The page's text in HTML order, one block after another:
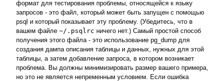
формат для тестирования проблемы, относящейся к языку
запросов - это файл, который может быть запущен с помощью
psql и который показывает эту проблему. (Убедитесь, что в
вашем файле ~/.psqlrc ничего нет.) Самый простой способ
получения этого файла - это использование pg_dump для
создания дампа описания таблицы и данных, нужных для этой
таблицы, а затем добавление запроса, в котором возникает
проблема. Вы должны минимизировать размер вашего примера,
но это не является непременным условием. Если ошибка